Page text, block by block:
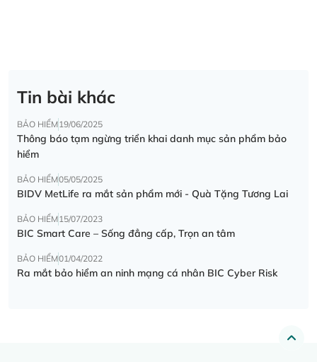
Tin bài khác
BẢO HIỂM19/06/2025
Thông báo tạm ngừng triển khai danh mục sản phẩm bảo
hiểm
BẢO HIỂM05/05/2025
BIDV MetLife ra mắt sản phẩm mới - Quà Tặng Tương Lai
BẢO HIỂM15/07/2023
BIC Smart Care – Sống đẳng cấp, Trọn an tâm
BẢO HIỂM01/04/2022
Ra mắt bảo hiểm an ninh mạng cá nhân BIC Cyber Risk